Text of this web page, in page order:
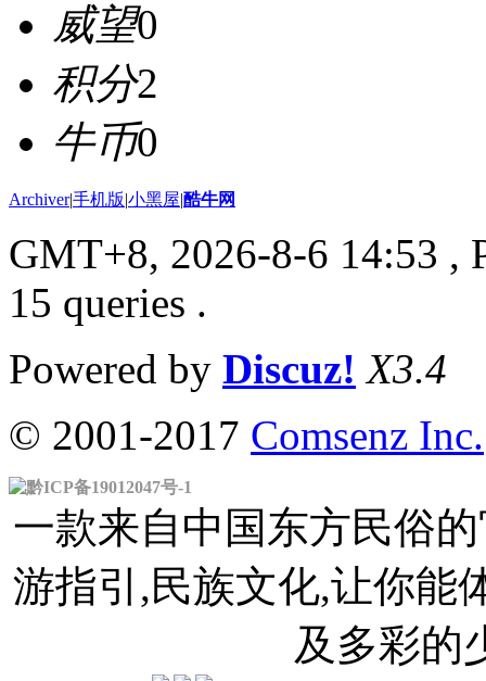
威望0
积分2
牛币0
Archiver|手机版|小黑屋|酷牛网
GMT+8, 2026-8-6 14:53 ,
15 queries .
Powered by Discuz! X3.4
© 2001-2017 Comsenz Inc.
黔ICP备19012047号-1
一款来自中国东方民俗
游指引,民族文化,让你能
及多彩的